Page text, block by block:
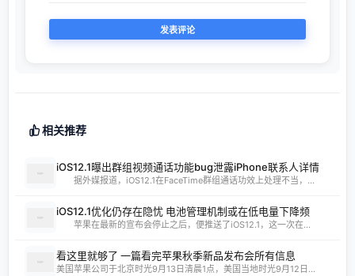
相关推荐
iOS12.1曝出群组视频通话功能bug泄露iPhone联系人详情
据外媒报道，iOS12.1在FaceTime群组通话功效上处理不当，...
iOS12.1优化仍存在隐忧 电池管理机制或在低电量下降频
苹果在最新的宣布会停止之后，便推送了iOS12.1，这一次在...
看这里就够了 一篇看完苹果秋季新品发布会所有信息
美国苹果公司于北京时光9月13日清晨1点，美国当地时光9月12日...